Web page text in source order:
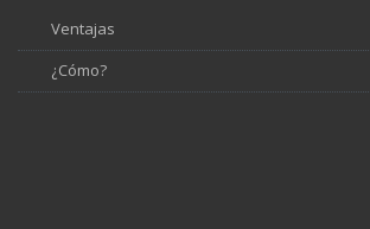
Ventajas
¿Cómo?